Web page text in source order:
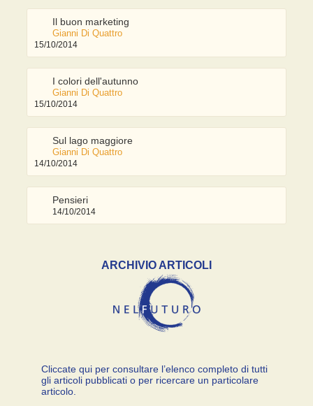
Il buon marketing
Gianni Di Quattro
15/10/2014
I colori dell'autunno
Gianni Di Quattro
15/10/2014
Sul lago maggiore
Gianni Di Quattro
14/10/2014
Pensieri
14/10/2014
ARCHIVIO ARTICOLI
Cliccate qui per consultare l’elenco completo di tutti
gli articoli pubblicati o per ricercare un particolare
articolo.